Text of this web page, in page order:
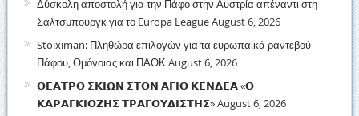
Δύσκολη αποστολή για την Πάφο στην Αυστρία απέναντι στη
Σάλτσμπουργκ για το Europa LeagueAugust 6, 2026
Stoiximan: Πληθώρα επιλογών για τα ευρωπαϊκά ραντεβού
Πάφου, Ομόνοιας και ΠΑΟΚAugust 6, 2026
𝝝𝝚𝝖𝝩𝝦𝝤 𝝨𝝟𝝞𝝮𝝢 𝝨𝝩𝝤𝝢 𝝖𝝘𝝞𝝤 𝝟𝝚𝝢𝝙𝝚𝝖 «𝝤
𝝟𝝖𝝦𝝖𝝘𝝟𝝞𝝤𝝛𝝜𝝨 𝝩𝝦𝝖𝝘𝝤𝝪𝝙𝝞𝝨𝝩𝝜𝝨»August 6, 2026